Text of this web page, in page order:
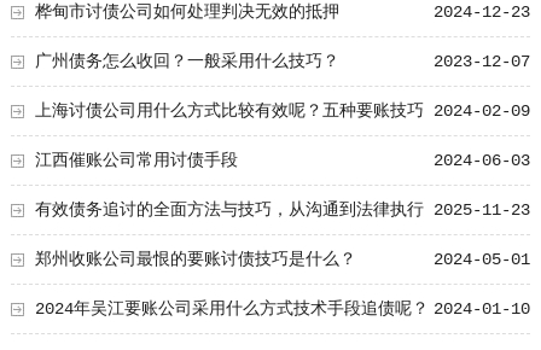
2024-12-23
桦甸市讨债公司如何处理判决无效的抵押
2023-12-07
广州债务怎么收回？一般采用什么技巧？
2024-02-09
上海讨债公司用什么方式比较有效呢？五种要账技巧
值得了解！ 2024-06-03
江西催账公司常用讨债手段
2025-11-23
有效债务追讨的全面方法与技巧，从沟通到法律执行
的实用指南 2024-05-01
郑州收账公司最恨的要账讨债技巧是什么？
2024-01-10
2024年吴江要账公司采用什么方式技术手段追债呢？